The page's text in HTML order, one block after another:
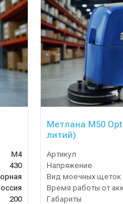
М4
430
200
Метлана М50
литий)
Артикул
Напряжение
Вид моечных щеток
Габариты